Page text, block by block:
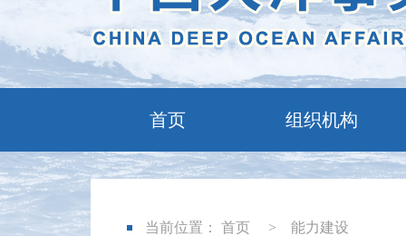
首页 组织机构
当前位置： 首页 > 能力建设